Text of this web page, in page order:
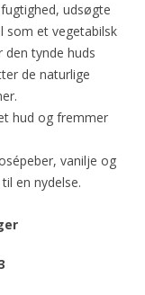
udsøgte
som et vegetabilsk
tynde huds
de naturlige
hud og fremmer
vanilje og
en nydelse.